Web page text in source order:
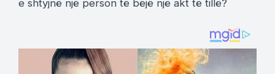
e shtyjnë një person të bëjë një akt të tillë?